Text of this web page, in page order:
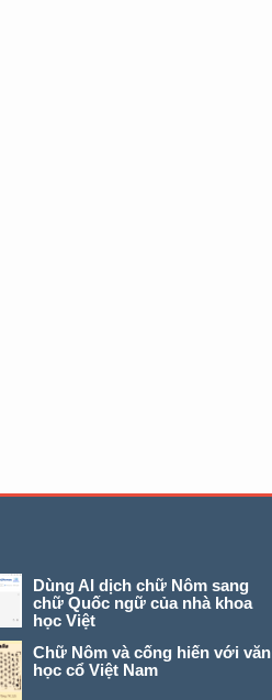
Dùng AI dịch chữ Nôm sang
chữ Quốc ngữ của nhà khoa
học Việt
Chữ Nôm và cống hiến với văn
học cổ Việt Nam